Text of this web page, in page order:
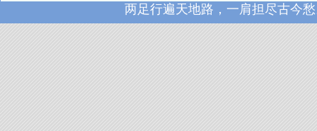
两足行遍天地路，一肩担尽古今